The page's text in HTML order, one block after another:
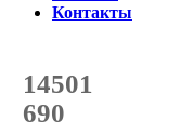
Контакты
14501
с начала года
690
с начала месяца